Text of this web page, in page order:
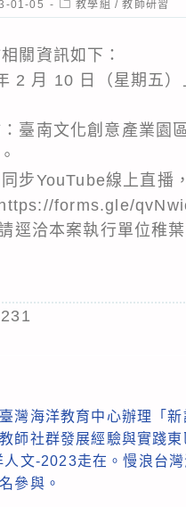
01-05
Post
category:
教學組 / 教師研習
關資訊如下：
2 月 10 日（星期五）
臺南文化創意產業園
步YouTube線上直播
forms.gle/
逕洽本案執行單位稚
231
灣海洋教育中心辦理「
師社群發展經驗與實踐東
文-2023走在。慢浪台灣
參與。